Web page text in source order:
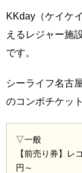
KKday（ケイケ
えるレジャー施
です。
シーライフ名古
のコンボチケッ
▽一般
【前売り券】レ
円～